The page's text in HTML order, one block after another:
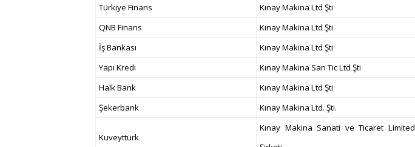
Türkiye Finans
Kınay Makina Ltd Şti
QNB Finans
Kınay Makina Ltd Şti
İş Bankası
Kınay Makina Ltd Şti
Yapı Kredi
Kınay Makina San Tic Ltd Şti
Halk Bank
Kınay Makina Ltd Şti
Şekerbank
Kınay Makina Ltd. Şti.
Kuveyttürk
Kınay Makina Sanati ve Ticaret Limited